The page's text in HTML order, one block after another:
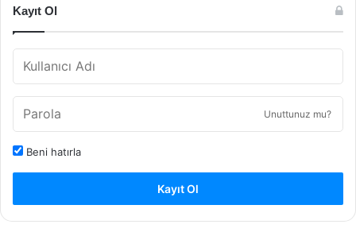
Kayıt Ol
Unuttunuz mu?
Beni hatırla
Kayıt Ol